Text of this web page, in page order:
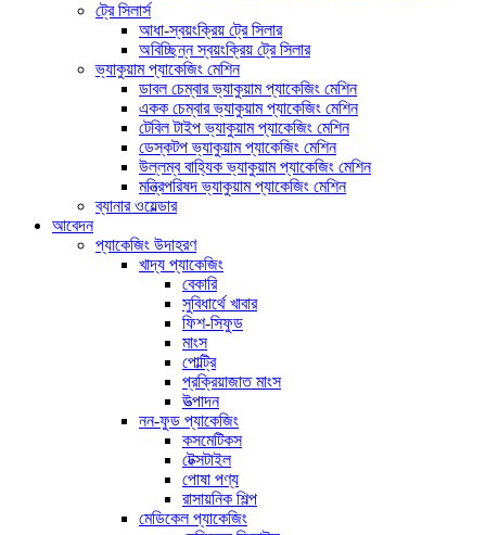
ট্রে সিলার্স
আধা-স্বয়ংক্রিয় ট্রে সিলার
অবিচ্ছিন্ন স্বয়ংক্রিয় ট্রে সিলার
ভ্যাকুয়াম প্যাকেজিং মেশিন
ডাবল চেম্বার ভ্যাকুয়াম প্যাকেজিং মেশিন
একক চেম্বার ভ্যাকুয়াম প্যাকেজিং মেশিন
টেবিল টাইপ ভ্যাকুয়াম প্যাকেজিং মেশিন
ডেস্কটপ ভ্যাকুয়াম প্যাকেজিং মেশিন
উল্লম্ব বাহ্যিক ভ্যাকুয়াম প্যাকেজিং মেশিন
মন্ত্রিপরিষদ ভ্যাকুয়াম প্যাকেজিং মেশিন
ব্যানার ওয়েল্ডার
আবেদন
প্যাকেজিং উদাহরণ
খাদ্য প্যাকেজিং
বেকারি
সুবিধার্থে খাবার
ফিশ-সিফুড
মাংস
পোল্ট্রি
প্রক্রিয়াজাত মাংস
উত্পাদন
নন-ফুড প্যাকেজিং
কসমেটিকস
টেক্সটাইল
পোষা পণ্য
রাসায়নিক শিল্প
মেডিকেল প্যাকেজিং